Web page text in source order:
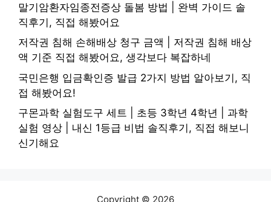
말기암환자임종전증상 돌봄 방법 | 완벽 가이드 솔
직후기, 직접 해봤어요
저작권 침해 손해배상 청구 금액 | 저작권 침해 배상
액 기준 직접 해봤어요, 생각보다 복잡하네
국민은행 입금확인증 발급 2가지 방법 알아보기, 직
접 해봤어요!
구몬과학 실험도구 세트 | 초등 3학년 4학년 | 과학
실험 영상 | 내신 1등급 비법 솔직후기, 직접 해보니
신기해요
Copyright © 2026